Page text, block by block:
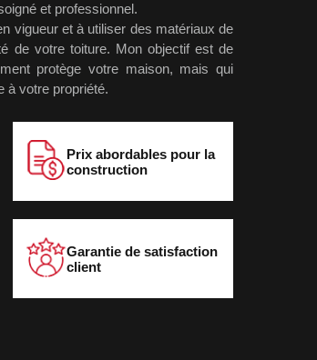
et professionnel.
vigueur et à utiliser des matériaux de
de votre toiture. Mon objectif est de
protège votre maison, mais qui
à votre propriété.
Prix abordables pour la
construction
Garantie de satisfaction
client